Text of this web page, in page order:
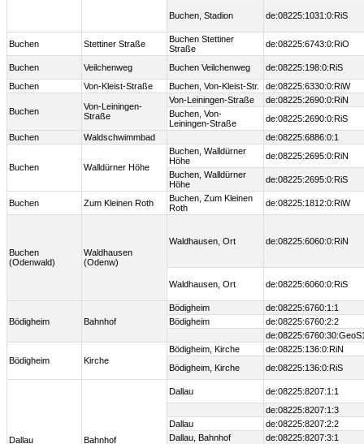
Buchen, Stadion de:08225:1031:0:RiS
Buchen Stettiner Straße
Buchen Stettiner
Straße
de:08225:6743:0:RiO
Buchen Veilchenweg Buchen Veilchenweg
de:08225:198:0:RiS
Buchen
Von-Kleist-Straße Buchen, Von-Kleist-Str. de:08225:6330:0:RiW
Buchen
Von-Leiningen-
Straße
Von-Leiningen-Straße
de:08225:2690:0:RiN
Buchen, Von-
Leiningen-Straße
de:08225:2690:0:RiS
Buchen
Waldschwimmbad de:08225:6886:0:1
Buchen Walldürner Höhe
Buchen, Walldürner
Höhe
de:08225:2695:0:RiN
Buchen, Walldürner
Höhe
de:08225:2695:0:RiS
Buchen Zum Kleinen Roth
Buchen, Zum Kleinen
Roth
de:08225:1812:0:RiW
Buchen
(Odenwald)
Waldhausen
(Odenw)
Waldhausen, Ort de:08225:6060:0:RiN
Waldhausen, Ort de:08225:6060:0:RiS
Bödigheim Bahnhof
Bödigheim
de:08225:6760:1:1
Bödigheim
de:08225:6760:2:2
Bödigheim Kirche
Bödigheim, Kirche
de:08225:136:0:RiN
Bödigheim, Kirche
de:08225:136:0:RiS
Dallau Bahnhof
Dallau
de:08225:8207:1:1
de:08225:8207:1:3
Dallau
de:08225:8207:2:2
Dallau, Bahnhof
de:08225:8207:3:1